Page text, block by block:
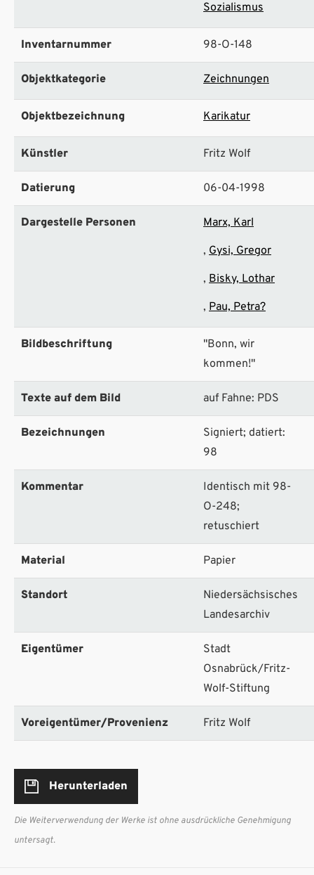
Sozialismus
Inventarnummer 98-O-148
Objektkategorie Zeichnungen
Objektbezeichnung Karikatur
Künstler Fritz Wolf
Datierung 06-04-1998
Dargestelle Personen
Marx, Karl
Gysi, Gregor
Bisky, Lothar
Pau, Petra?
Bildbeschriftung
"Bonn, wir
kommen!"
Texte auf dem Bild auf Fahne: PDS
Bezeichnungen
Signiert; datiert:
98
Kommentar
Identisch mit 98-
O-248;
retuschiert
Material Papier
Standort
Niedersächsisches
Landesarchiv
Eigentümer
Stadt
Osnabrück/Fritz-
Wolf-Stiftung
Voreigentümer/Provenienz Fritz Wolf
Herunterladen
Die Weiterverwendung der Werke ist ohne ausdrückliche Genehmigung
untersagt.